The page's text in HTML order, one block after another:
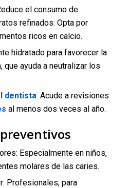
el consumo de
refinados. Opta por
ricos en calcio.
hidratado para favorecer la
que ayuda a neutralizar los
dentista: Acude a revisiones
al menos dos veces al año.
Especialmente en niños,
molares de las caries.
Profesionales, para